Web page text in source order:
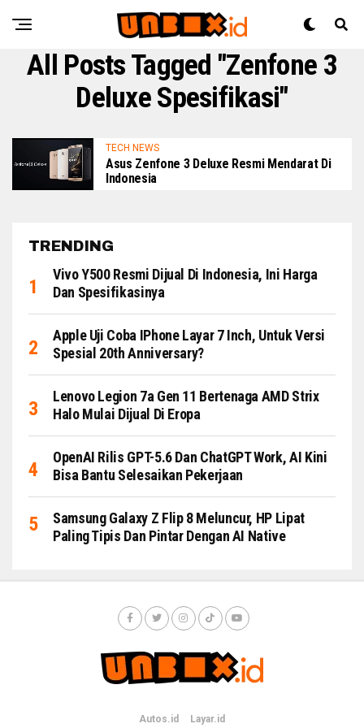
All Posts Tagged "Zenfone 3
Deluxe Spesifikasi"
TECH NEWS
Asus Zenfone 3 Deluxe Resmi Mendarat Di
Indonesia
TRENDING
Vivo Y500 Resmi Dijual Di Indonesia, Ini Harga
Dan Spesifikasinya
Apple Uji Coba IPhone Layar 7 Inch, Untuk Versi
Spesial 20th Anniversary?
Lenovo Legion 7a Gen 11 Bertenaga AMD Strix
Halo Mulai Dijual Di Eropa
OpenAI Rilis GPT-5.6 Dan ChatGPT Work, AI Kini
Bisa Bantu Selesaikan Pekerjaan
Samsung Galaxy Z Flip 8 Meluncur, HP Lipat
Paling Tipis Dan Pintar Dengan AI Native
Autos.id Layar.id